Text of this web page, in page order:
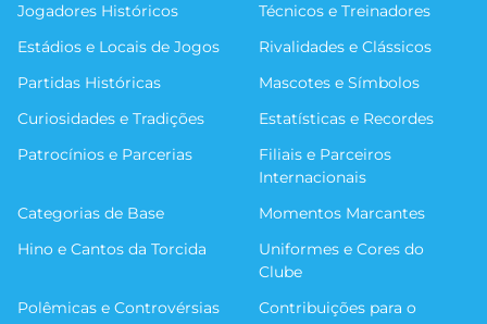
Jogadores Históricos
Técnicos e Treinadores
Estádios e Locais de Jogos
Rivalidades e Clássicos
Partidas Históricas
Mascotes e Símbolos
Curiosidades e Tradições
Estatísticas e Recordes
Patrocínios e Parcerias
Filiais e Parceiros
Internacionais
Categorias de Base
Momentos Marcantes
Hino e Cantos da Torcida
Uniformes e Cores do
Clube
Polêmicas e Controvérsias
Contribuições para o